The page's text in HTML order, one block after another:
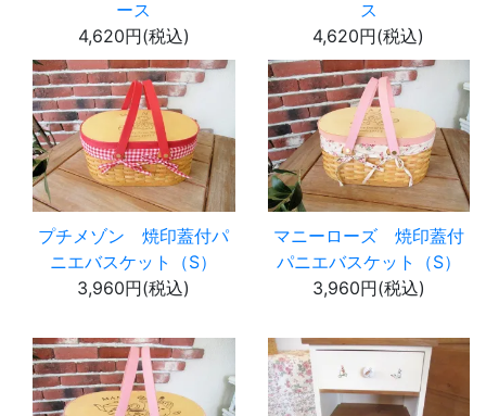
ース
4,620円(税込)
ス
4,620円(税込)
プチメゾン 焼印蓋付パ
ニエバスケット（S）
3,960円(税込)
マニーローズ 焼印蓋付
パニエバスケット（S）
3,960円(税込)